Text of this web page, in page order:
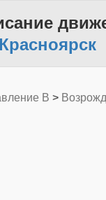
Красноярск
B >